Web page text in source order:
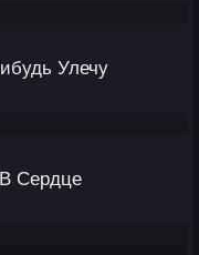
Улечу
Сердце